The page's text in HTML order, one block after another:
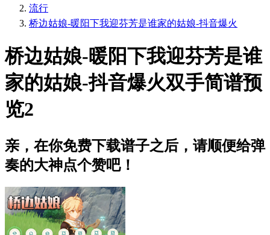
流行
桥边姑娘-暖阳下我迎芬芳是谁家的姑娘-抖音爆火
桥边姑娘-暖阳下我迎芬芳是谁
家的姑娘-抖音爆火双手简谱预
览2
亲，在你免费下载谱子之后，请顺便给弹
奏的大神点个赞吧！